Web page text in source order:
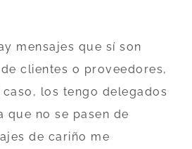
mensajes que sí son
clientes o proveedores,
los tengo delegados
que no se pasen de
de cariño me